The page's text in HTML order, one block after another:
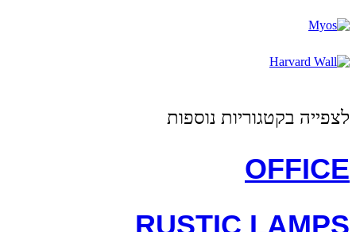
לצפייה בקטגוריות נוספות
OFFICE